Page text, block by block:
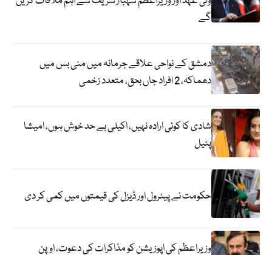
گے
دمشق کے نواحی علاقے جرمانہ میں منی بس میں
دھماکہ، 2 افراد جاں بحق، متعدد زخمی
شادی کا کوئی ارادہ نہیں، اکیلی بے حد خوش ہوں، امیشا
پٹیل
حکومت نے پیٹرول اور ڈیزل کی قیمتوں میں کمی کر دی
وزیراعظم کی اپوزیشن کو مذاکرات کی دعوت، اوپن